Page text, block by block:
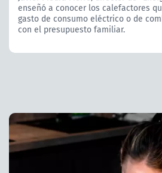
enseñó a conocer los calefactores
gasto de consumo eléctrico o de
con el presupuesto familiar.